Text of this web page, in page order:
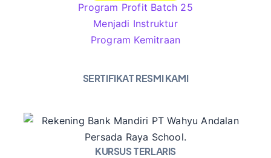
Program Profit Batch 25
Menjadi Instruktur
Program Kemitraan
SERTIFIKAT RESMI KAMI
KURSUS TERLARIS